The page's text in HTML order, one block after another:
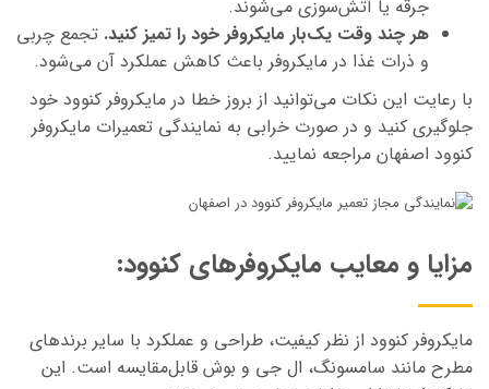
جرقه یا آتش‌سوزی می‌شوند.
هر چند وقت یک‌بار مایکروفر خود را تمیز کنید. تجمع چربی
و ذرات غذا در مایکروفر باعث کاهش عملکرد آن می‌شود.
با رعایت این نکات می‌توانید از بروز خطا در مایکروفر کنوود خود
جلوگیری کنید و در صورت خرابی به نمایندگی تعمیرات مایکروفر
کنوود اصفهان مراجعه نمایید.
مزایا و معایب مایکروفرهای کنوود:
مایکروفر کنوود از نظر کیفیت، طراحی و عملکرد با سایر برندهای
مطرح مانند سامسونگ، ال جی و بوش قابل‌مقایسه است. این